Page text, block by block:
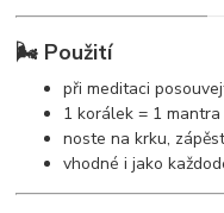
🌬️ Použití
při meditaci
1 korálek = 1
noste na krku,
vhodné i jako